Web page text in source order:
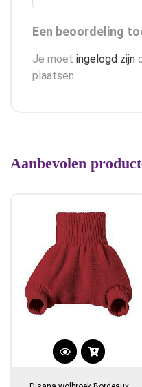
Een beoordeling
Je moet ingelogd zijn
plaatsen.
Aanbevolen